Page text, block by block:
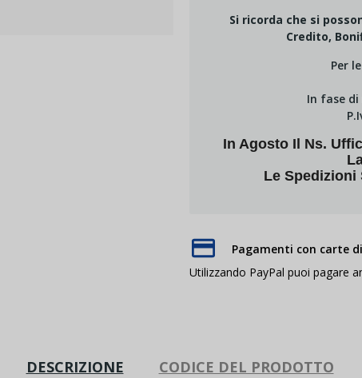
Si ricorda che si
Credito,
Per
In fase
In Agosto Il Ns.
Le Spedizioni
Pagamenti con carte
Utilizzando PayPal puoi pagare
DESCRIZIONE CODICE DEL PRODOTTO